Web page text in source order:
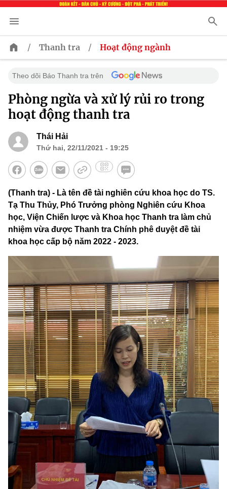
/ Thanh tra / Hoạt động ngành
Theo dõi Báo Thanh tra trên
Phòng ngừa và xử lý rủi ro trong
hoạt động thanh tra
Thái Hải
Thứ hai, 22/11/2021 - 19:25
(Thanh tra) - Là tên đề tài nghiên cứu khoa học do TS.
Tạ Thu Thủy, Phó Trưởng phòng Nghiên cứu Khoa
học, Viện Chiến lược và Khoa học Thanh tra làm chủ
nhiệm vừa được Thanh tra Chính phê duyệt đề tài
khoa học cấp bộ năm 2022 - 2023.